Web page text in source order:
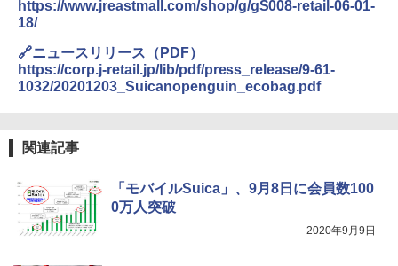
コンパクト 保冷力長持ち
￥2,980
ンパクト多機能設計 持ち運び便利 アウトド
ア/オフィス/教育現場/展示会用 緑
https://www.jreastmall.com/shop/g/gS008-retail-06-01-
18/
🔗ニュースリリース（PDF）
https://corp.j-retail.jp/lib/pdf/press_release/9-61-
1032/20201203_Suicanopenguin_ecobag.pdf
関連記事
「モバイルSuica」、9月8日に会員数100
0万人突破
2020年9月9日